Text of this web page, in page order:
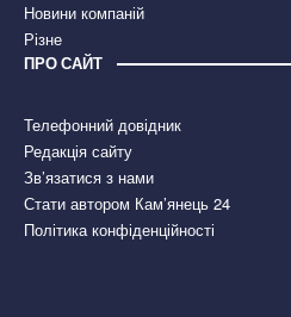
Новини компаній
Різне
ПРО САЙТ
Телефонний довідник
Редакція сайту
Зв’язатися з нами
Стати автором Кам’янець 24
Політика конфіденційності